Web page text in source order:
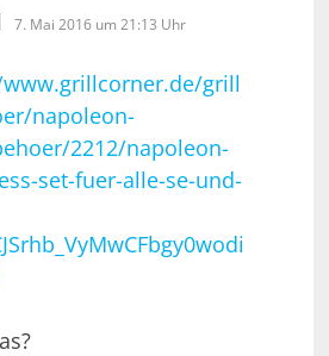
sagt:
7. Mai 2016 um 21:13 Uhr
grill
napoleon-
2212/napoleon-
set-fuer-alle-se-und-